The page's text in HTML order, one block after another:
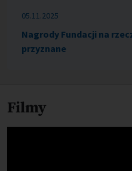
05.11.2025
Nagrody Fundacji na
przyznane
Filmy